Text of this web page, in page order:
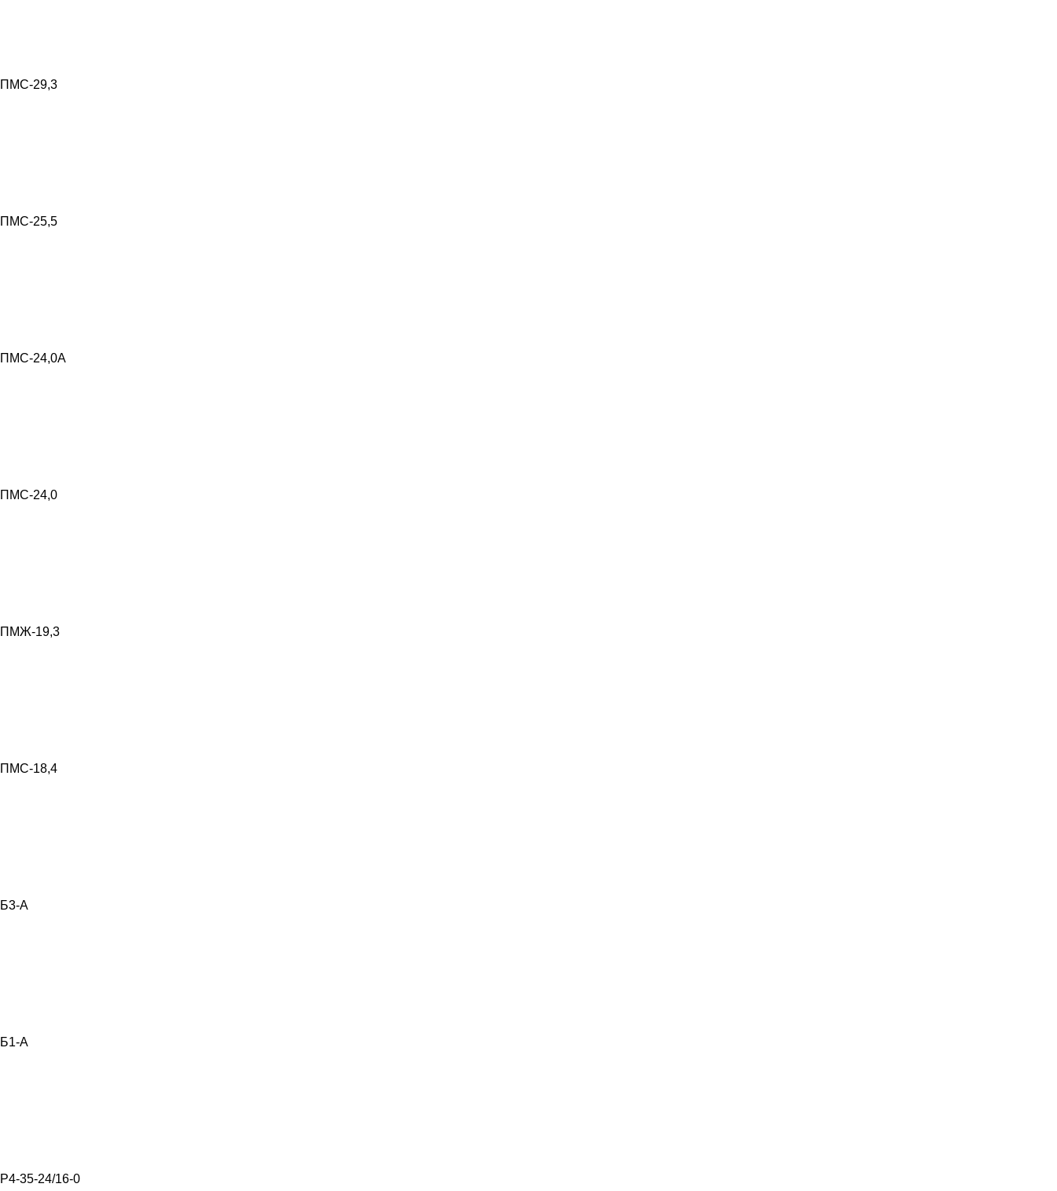
ПМС-29,3
ПМС-25,5
ПМС-24,0А
ПМС-24,0
ПМЖ-19,3
ПМС-18,4
Б3-А
Б1-А
Р4-35-24/16-0